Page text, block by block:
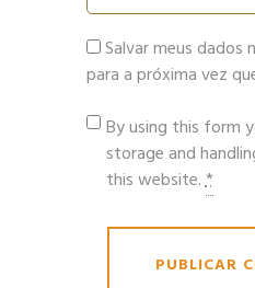
Salvar meus dados
para a próxima vez
By using this form
storage and
this website.*